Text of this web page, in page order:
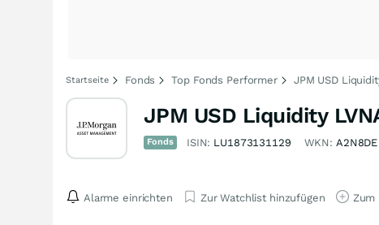
Startseite Fonds Top Fonds Performer JPM USD
JPM USD Liquidity
Fonds ISIN: LU1873131129 WKN: A2N8DE
Alarme einrichten Zur Watchlist hinzufügen Zum